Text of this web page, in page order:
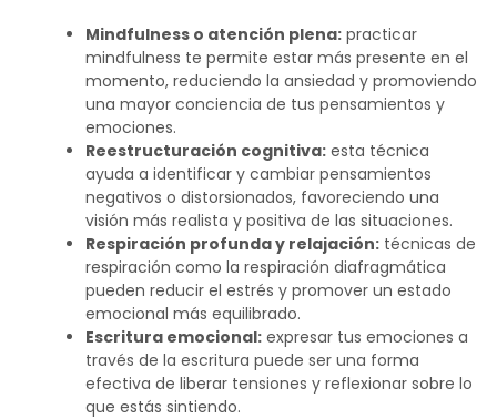
Mindfulness o atención plena: practicar
mindfulness te permite estar más presente en el
momento, reduciendo la ansiedad y promoviendo
una mayor conciencia de tus pensamientos y
emociones.
Reestructuración cognitiva: esta técnica
ayuda a identificar y cambiar pensamientos
negativos o distorsionados, favoreciendo una
visión más realista y positiva de las situaciones.
Respiración profunda y relajación: técnicas de
respiración como la respiración diafragmática
pueden reducir el estrés y promover un estado
emocional más equilibrado.
Escritura emocional: expresar tus emociones a
través de la escritura puede ser una forma
efectiva de liberar tensiones y reflexionar sobre lo
que estás sintiendo.